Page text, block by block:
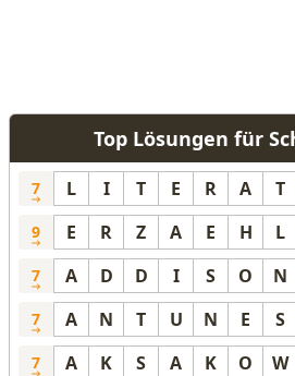
Top Lösungen für
7 L I T E R A T
9 E R Z A E H L
7 A D D I S O N
7 A N T U N E S
7 A K S A K O W